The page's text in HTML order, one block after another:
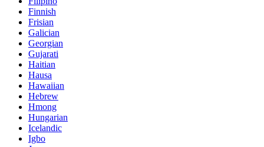
Finnish
Frisian
Galician
Georgian
Gujarati
Haitian
Hausa
Hawaiian
Hebrew
Hmong
Hungarian
Icelandic
Igbo